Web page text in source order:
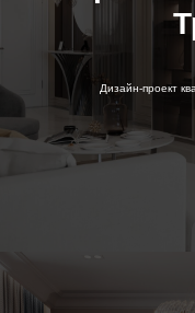
Дизайн-проект